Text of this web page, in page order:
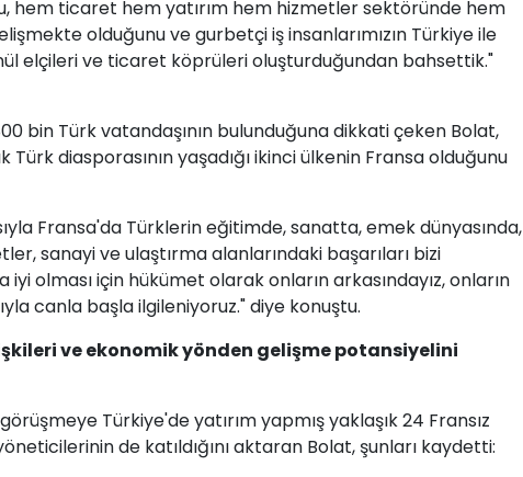
hem ticaret hem yatırım hem hizmetler sektöründe hem
olduğunu ve gurbetçi iş insanlarımızın Türkiye ile
elçileri ve ticaret köprüleri oluşturduğundan bahsettik."
bin Türk vatandaşının bulunduğuna dikkati çeken Bolat,
Türk diasporasının yaşadığı ikinci ülkenin Fransa olduğunu
Fransa'da Türklerin eğitimde, sanatta, emek dünyasında,
sanayi ve ulaştırma alanlarındaki başarıları bizi
iyi olması için hükümet olarak onların arkasındayız, onların
canla başla ilgileniyoruz." diye konuştu.
ve ekonomik yönden gelişme potansiyelini
Türkiye'de yatırım yapmış yaklaşık 24 Fransız
de katıldığını aktaran Bolat, şunları kaydetti: